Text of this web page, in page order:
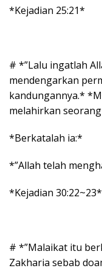
*Kejadian 25:21*
# *”Lalu ingatlah
mendengarkan
kandungannya.*
melahirkan
*Berkatalah ia:*
*”Allah telah
*Kejadian 30:22~23*
# *”Malaikat itu
Zakharia sebab